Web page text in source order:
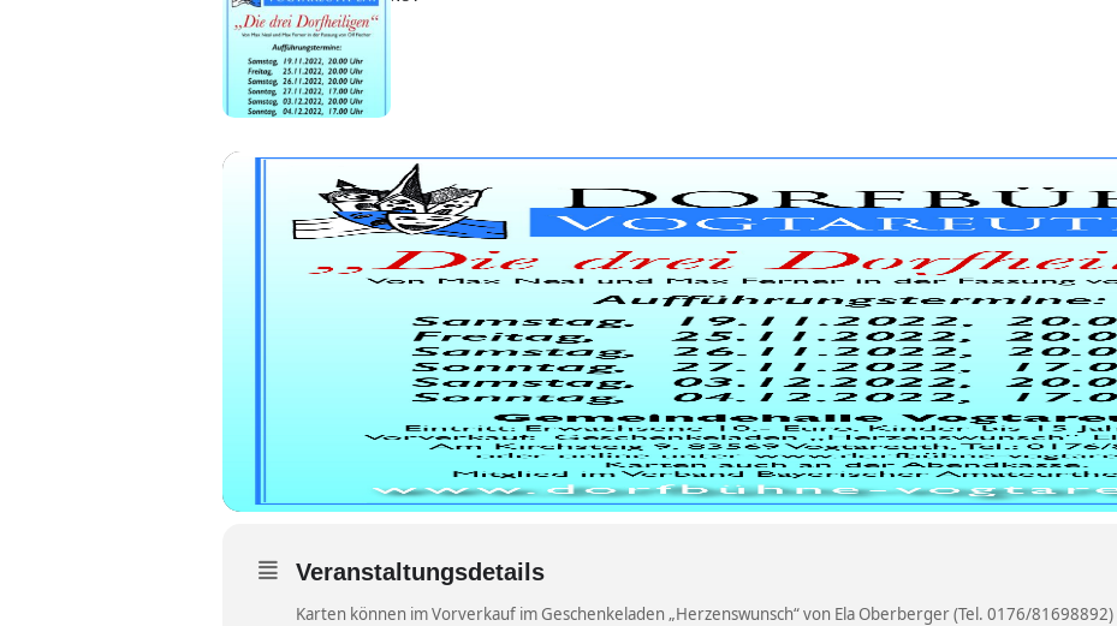
Veranstaltungsdetails
Karten können im Vorverkauf im Geschenkeladen „Herzenswunsch“ von Ela Oberberger (Tel. 0176/